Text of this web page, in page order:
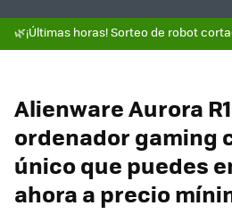
🌿¡Últimas horas! Sorteo de robot
Alienware Aurora
ordenador gaming
único que puedes
ahora a precio